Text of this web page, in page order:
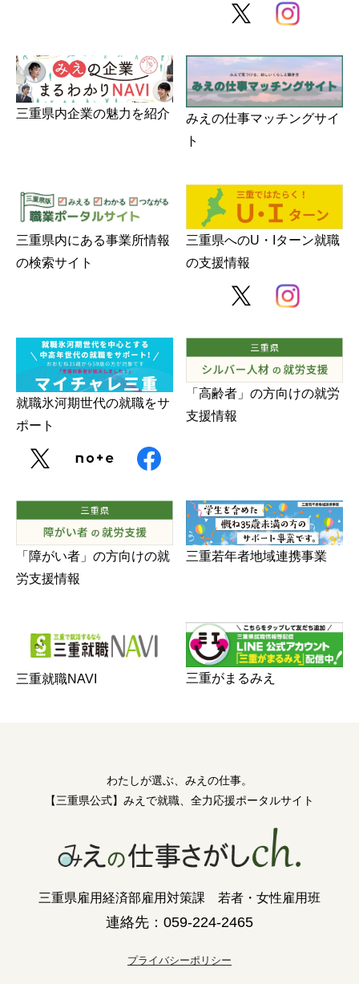
三重県内企業の魅力を紹介
みえの仕事マッチングサイ
ト
三重県内にある事業所情報
の検索サイト
三重県へのU・Iターン就職
の支援情報
就職氷河期世代の就職をサ
ポート
「高齢者」の方向けの就労
支援情報
「障がい者」の方向けの就
労支援情報
三重若年者地域連携事業
三重就職NAVI 三重がまるみえ
わたしが選ぶ、みえの仕事。
【三重県公式】みえで就職、全力応援ポータルサイト
三重県雇用経済部雇用対策課 若者・女性雇用班
連絡先：059-224-2465
プライバシーポリシー